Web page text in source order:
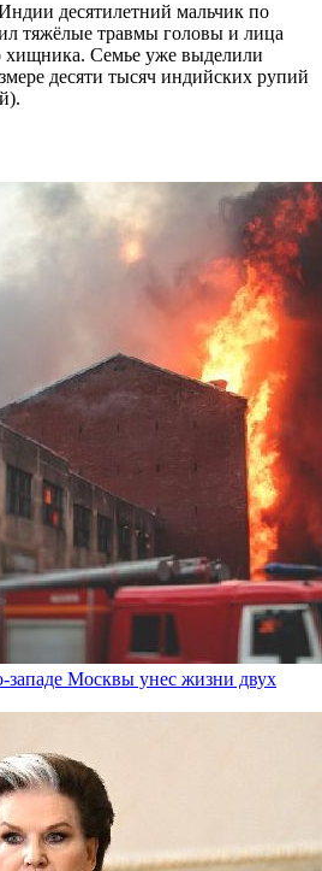
десятилетний мальчик по
тяжёлые травмы головы и лица
хищника. Семье уже выделили
десяти тысяч индийских рупий
Москвы унес жизни двух